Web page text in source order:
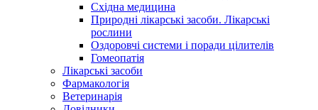
Східна медицина
Природні лікарські засоби. Лікарські
рослини
Оздоровчі системи і поради цілителів
Гомеопатія
Лікарські засоби
Фармакологія
Ветеринарія